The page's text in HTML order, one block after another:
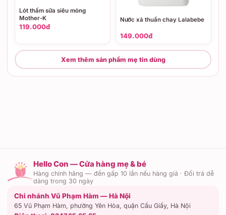
Lót thấm sữa siêu mỏng
Mother-K
119.000đ
Nước xả thuần chay Lalabebe
149.000đ
Xem thêm sản phẩm mẹ tin dùng
Hello Con — Cửa hàng mẹ & bé
Hàng chính hãng — đền gấp 10 lần nếu hàng giả · Đổi trả dễ
dàng trong 30 ngày
Chi nhánh Vũ Phạm Hàm — Hà Nội
65 Vũ Phạm Hàm, phường Yên Hòa, quận Cầu Giấy, Hà Nội